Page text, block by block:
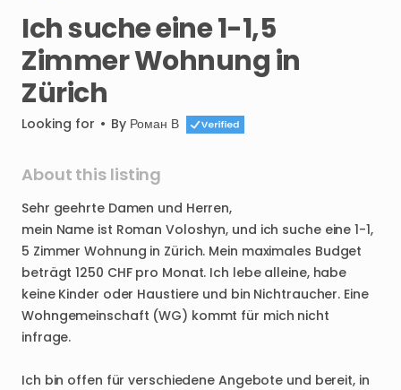
Ichsucheeine1-1​,​5
ZimmerWohnungin
Zürich
Looking for • By Роман В
About this listing
Sehr geehrte Damen und Herren​,​
mein Name ist Roman Voloshyn​,​ und ich suche eine 1-1​,​
5 Zimmer Wohnung in Zürich. Mein maximales Budget
beträgt 1250 CHF pro Monat. Ich lebe alleine​,​ habe
keine Kinder oder Haustiere und bin Nichtraucher. Eine
Wohngemeinschaft (WG) kommt für mich nicht
infrage.
Ich bin offen für verschiedene Angebote und bereit​,​ in